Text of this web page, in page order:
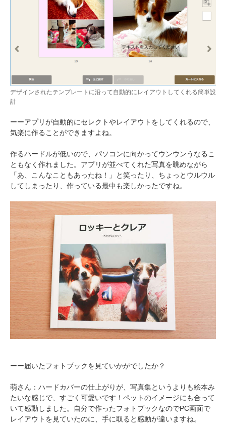
デザインされたテンプレートに沿って自動的にレイアウトしてくれる簡単設
計
ーーアプリが自動的にセレクトやレイアウトをしてくれるので、
気楽に作ることができますよね。
作るハードルが低いので、パソコンに向かってウンウンうなるこ
ともなく作れました。アプリが並べてくれた写真を眺めながら
「あ、こんなこともあったね！」と笑ったり、ちょっとウルウル
してしまったり、作っている最中も楽しかったですね。
ーー届いたフォトブックを見ていかがでしたか？
萌さん：ハードカバーの仕上がりが、写真集というよりも絵本み
たいな感じで、すごく可愛いです！ペットのイメージにも合って
いて感動しました。自分で作ったフォトブックなのでPC画面で
レイアウトを見ていたのに、手に取ると感動が違いますね。
閉じる
pecodogs
いぬ部をフォロー
pecocats
ねこ部をフォロー
PECOアプリをダウンロード済みの方
アプリで開く
アプリをダウンロードする